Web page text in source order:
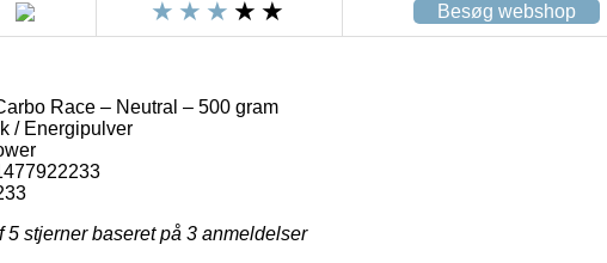
Besøg webshop
Race – Neutral – 500 gram
/ Energipulver
5 stjerner baseret på 3 anmeldelser